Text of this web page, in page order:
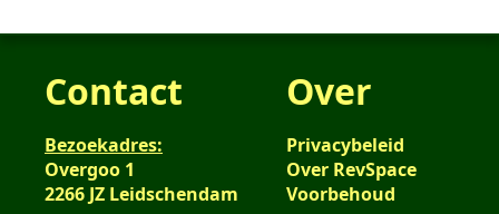
n
a
t
i
n
s
s
m
e
Contact
Bezoekadres:
Overgoo 1
2266 JZ Leidschendam
Over
Privacybeleid
Over RevSpace
Voorbehoud